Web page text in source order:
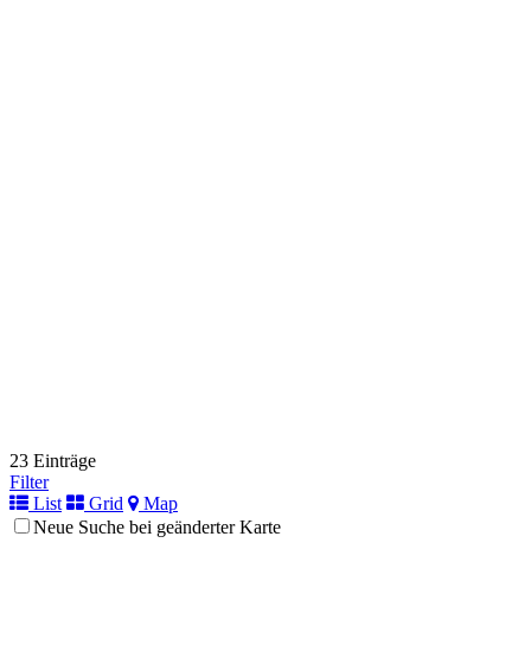
23 Einträge
Filter
List
Grid
Map
Neue Suche bei geänderter Karte